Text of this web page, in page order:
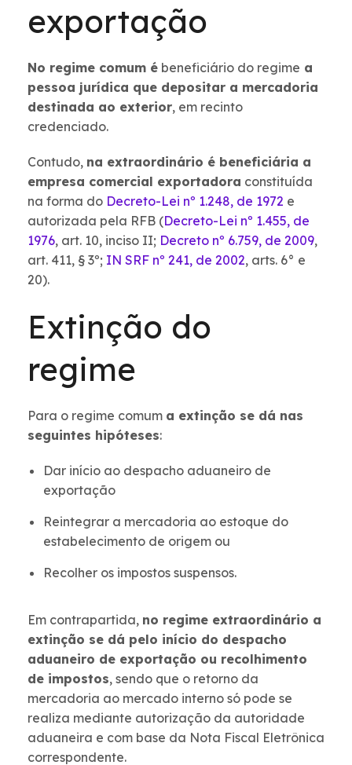
exportação
No regime comum é beneficiário do regime a
pessoa jurídica que depositar a mercadoria
destinada ao exterior, em recinto
credenciado.
Contudo, na extraordinário é beneficiária a
empresa comercial exportadora constituída
na forma do Decreto-Lei nº 1.248, de 1972 e
autorizada pela RFB (Decreto-Lei nº 1.455, de
1976, art. 10, inciso II; Decreto nº 6.759, de 2009,
art. 411, § 3º; IN SRF nº 241, de 2002, arts. 6° e
20).
Extinção do
regime
Para o regime comum a extinção se dá nas
seguintes hipóteses:
Dar início ao despacho aduaneiro de
exportação
Reintegrar a mercadoria ao estoque do
estabelecimento de origem ou
Recolher os impostos suspensos.
Em contrapartida, no regime extraordinário a
extinção se dá pelo início do despacho
aduaneiro de exportação ou recolhimento
de impostos, sendo que o retorno da
mercadoria ao mercado interno só pode se
realiza mediante autorização da autoridade
aduaneira e com base da Nota Fiscal Eletrônica
correspondente.